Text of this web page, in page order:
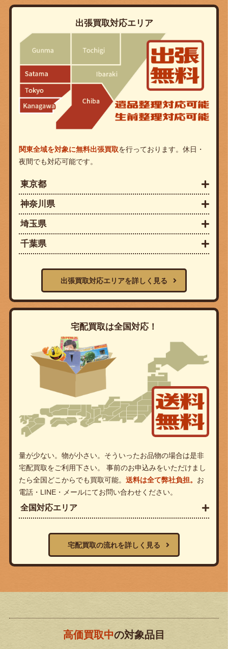
出張買取対応エリア
関東全域を対象に無料出張買取を行っております。休日・
夜間でも対応可能です。
東京都
神奈川県
埼玉県
千葉県
出張買取対応エリアを詳しく見る
宅配買取は全国対応！
量が少ない。物が小さい。そういったお品物の場合は是非
宅配買取をご利用下さい。 事前のお申込みをいただけまし
たら全国どこからでも買取可能。 送料は全て弊社負担。 お
電話・LINE・メールにてお問い合わせください。
全国対応エリア
宅配買取の流れを詳しく見る
高価買取中の対象品目